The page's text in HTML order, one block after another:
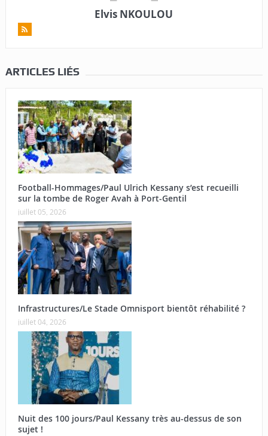
Elvis NKOULOU
ARTICLES LIÉS
Football-Hommages/Paul Ulrich Kessany s’est recueilli
sur la tombe de Roger Avah à Port-Gentil
juillet 05, 2026
Infrastructures/Le Stade Omnisport bientôt réhabilité ?
juillet 04, 2026
Nuit des 100 jours/Paul Kessany très au-dessus de son
sujet !